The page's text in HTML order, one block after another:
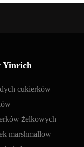
Yinrich
cukierków
żelkowych
marshmallow